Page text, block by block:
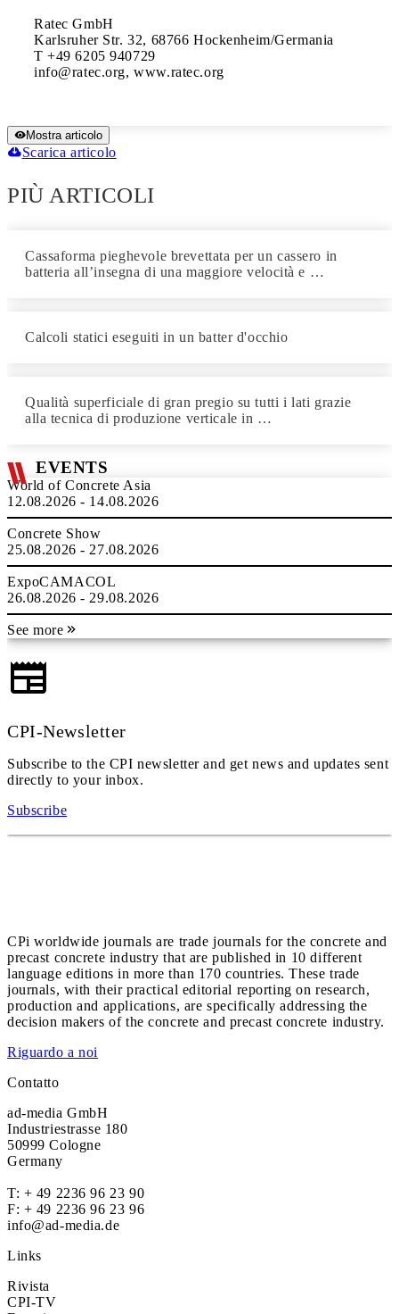
Ratec GmbH
Karlsruher Str. 32, 68766 Hockenheim/Germania
T +49 6205 940729
info@ratec.org, www.ratec.org
Mostra articolo
Scarica articolo
PIÙ ARTICOLI
Cassaforma pieghevole brevettata per un cassero in
batteria all’insegna di una maggiore velocità e …
Calcoli statici eseguiti in un batter d'occhio
Qualità superficiale di gran pregio su tutti i lati grazie
alla tecnica di produzione verticale in …
EVENTS
World of Concrete Asia
12.08.2026 - 14.08.2026
Concrete Show
25.08.2026 - 27.08.2026
ExpoCAMACOL
26.08.2026 - 29.08.2026
See more
CPI-Newsletter
Subscribe to the CPI newsletter and get news and updates sent
directly to your inbox.
Subscribe
CPi worldwide journals are trade journals for the concrete and
precast concrete industry that are published in 10 different
language editions in more than 170 countries. These trade
journals, with their practical editorial reporting on research,
production and applications, are specifically addressing the
decision makers of the concrete and precast concrete industry.
Riguardo a noi
Contatto
ad-media GmbH
Industriestrasse 180
50999 Cologne
Germany
T: + 49 2236 96 23 90
F: + 49 2236 96 23 96
info@ad-media.de
Links
Rivista
CPI-TV